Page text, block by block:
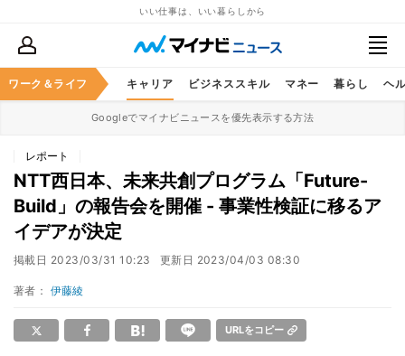
いい仕事は、いい暮らしから
ワーク＆ライフ キャリア ビジネススキル マネー 暮らし ヘ
Googleでマイナビニュースを優先表示する方法
レポート
NTT西日本、未来共創プログラム「Future-
Build」の報告会を開催 - 事業性検証に移るア
イデアが決定
掲載日 2023/03/31 10:23 更新日 2023/04/03 08:30
著者： 伊藤綾
URLをコピー